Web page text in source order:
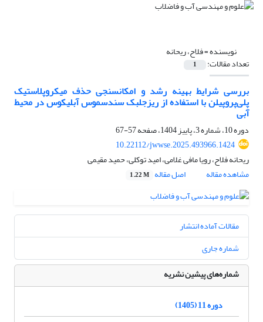
نویسنده =فلاح، ریحانه
تعداد مقالات: 1
بررسی شرایط بهینه رشد و امکان‎سنجی حذف میکروپلاستیک
پلی‌پروپیلن با استفاده از ریزجلبک سندسموس آبلیکوس در محیط
آبی
دوره 10، شماره 3، پاییز 1404، صفحه
57-67
10.22112/jwwse.2025.493966.1424
ریحانه فلاح، رویا مافی غلامی، امید توکلی، حمید مقیمی
مشاهده مقاله
اصل مقاله 1.22 M
مقالات آماده انتشار
شماره جاری
شماره‌های پیشین نشریه
دوره 11 (1405)